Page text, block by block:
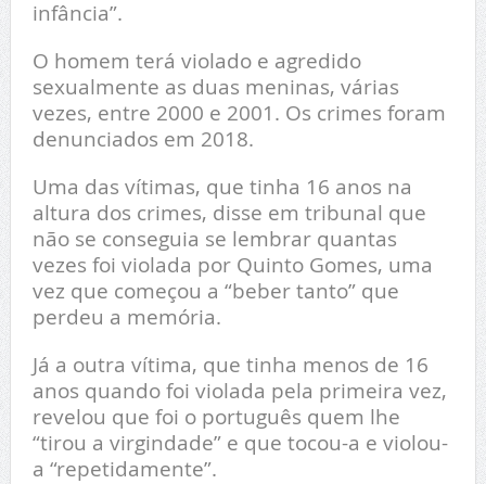
infância”.
O homem terá violado e agredido
sexualmente as duas meninas, várias
vezes, entre 2000 e 2001. Os crimes foram
denunciados em 2018.
Uma das vítimas, que tinha 16 anos na
altura dos crimes, disse em tribunal que
não se conseguia se lembrar quantas
vezes foi violada por Quinto Gomes, uma
vez que começou a “beber tanto” que
perdeu a memória.
Já a outra vítima, que tinha menos de 16
anos quando foi violada pela primeira vez,
revelou que foi o português quem lhe
“tirou a virgindade” e que tocou-a e violou-
a “repetidamente”.